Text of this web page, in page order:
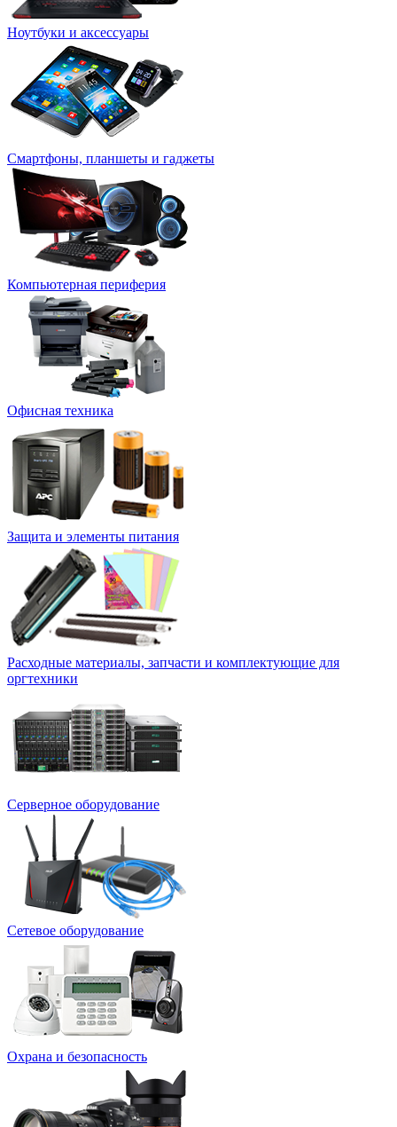
Ноутбуки и аксессуары
Смартфоны, планшеты и гаджеты
Компьютерная периферия
Офисная техника
Защита и элементы питания
Расходные материалы, запчасти и комплектующие для
оргтехники
Серверное оборудование
Сетевое оборудование
Охрана и безопасность